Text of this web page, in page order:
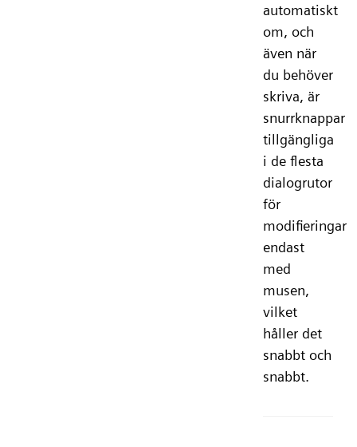
automatiskt
om, och
även när
du behöver
skriva, är
snurrknappar
tillgängliga
i de flesta
dialogrutor
för
modifieringar
endast
med
musen,
vilket
håller det
snabbt och
snabbt.